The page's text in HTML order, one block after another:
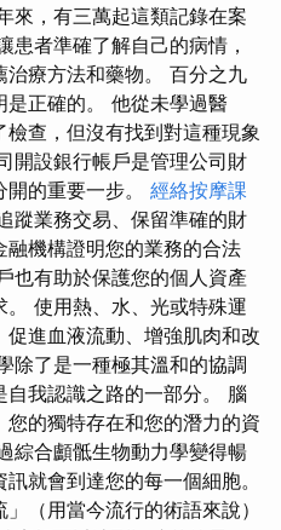
來，有三萬起這類記錄在案
患者準確了解自己的病情，
療方法和藥物。 百分之九
正確的。 他從未學過醫
查，但沒有找到對這種現象
開設銀行帳戶是管理公司財
的重要一步。 經絡按摩課
蹤業務交易、保留準確的財
機構證明您的業務的合法
也有助於保護您的個人資產
使用熱、水、光或特殊運
進血液流動、增強肌肉和改
除了是一種極其溫和的協調
我認識之路的一部分。 腦
的獨特存在和您的潛力的資
綜合顱骶生物動力學變得暢
就會到達您的每一個細胞。
（用當今流行的術語來說）